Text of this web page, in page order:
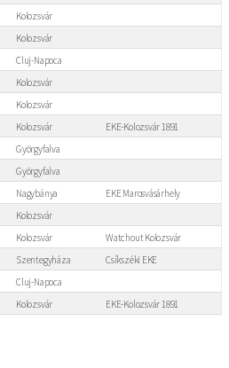
Kolozsvár
Kolozsvár
Cluj-Napoca
Kolozsvár
Kolozsvár
Kolozsvár
EKE-Kolozsvár 1891
Györgyfalva
Györgyfalva
Nagybánya
EKE Marosvásárhely
Kolozsvár
Kolozsvár
Watchout Kolozsvár
Szentegyháza
Csíkszéki EKE
Cluj-Napoca
Kolozsvár EKE-Kolozsvár 1891